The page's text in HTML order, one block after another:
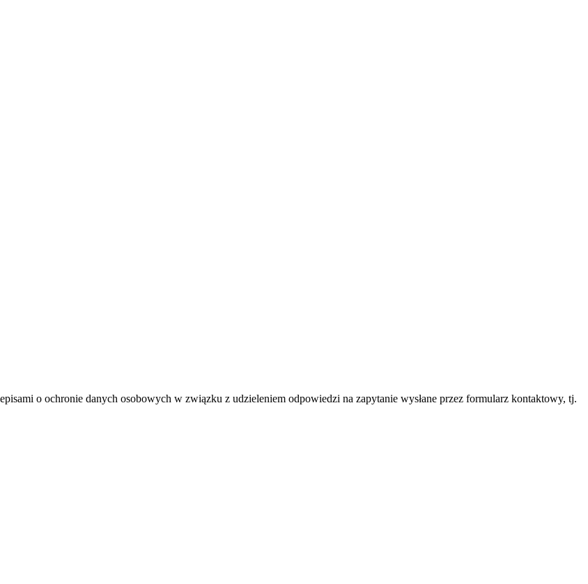
o ochronie danych osobowych w związku z udzieleniem odpowiedzi na zapytanie wysłane przez formularz kontaktowy, tj.